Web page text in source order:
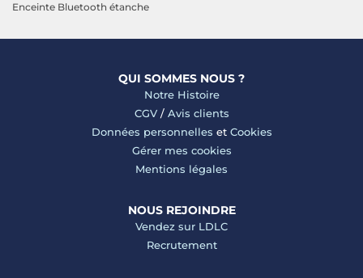
Enceinte Bluetooth étanche
QUI SOMMES NOUS ?
Notre Histoire
CGV/ Avis clients
Données personnelles et Cookies
Gérer mes cookies
Mentions légales
NOUS REJOINDRE
Vendez sur LDLC
Recrutement